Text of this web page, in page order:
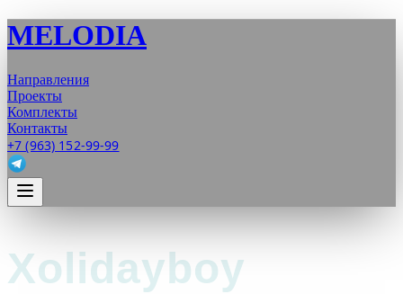
MELODIA
Направления
Проекты
Комплекты
Контакты
+7 (963) 152-99-99
Xolidayboy